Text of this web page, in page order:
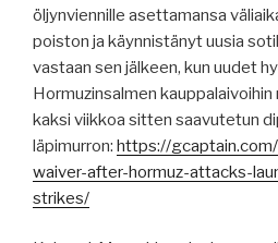
öljynviennille asettamansa
poiston ja käynnistänyt uusia
vastaan ​​sen jälkeen, kun uudet
Hormuzinsalmen
kaksi viikkoa sitten saavutetun
läpimurron: https://
waiver-after-hormuz-attacks-
strikes/